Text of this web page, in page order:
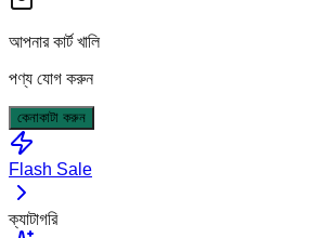
আপনার কার্ট খালি
পণ্য যোগ করুন
কেনাকাটা করুন
Flash Sale
ক্যাটাগরি